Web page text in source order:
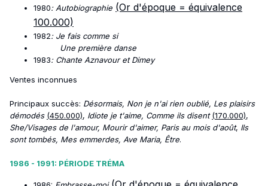
1980: Autobiographie (Or d'époque = équivalence
100.000)
1982: Je fais comme si
Une première danse
1983: Chante Aznavour et Dimey
Ventes inconnues
Principaux succès: Désormais, Non je n'ai rien oublié, Les plaisirs
démodés (450.000), Idiote je t'aime, Comme ils disent (170.000),
She/Visages de l'amour, Mourir d'aimer, Paris au mois d'août, Ils
sont tombés, Mes emmerdes, Ave Maria, Être.
1986 - 1991: PÉRIODE TRÉMA